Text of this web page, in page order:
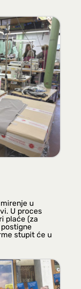
u
U proces
plaće (za
stupit će u